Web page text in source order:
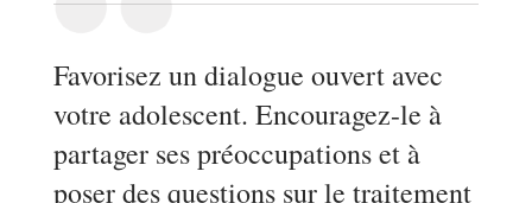
Favorisez un dialogue ouvert avec
votre adolescent. Encouragez-le à
partager ses préoccupations et à
poser des questions sur le traitement